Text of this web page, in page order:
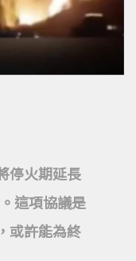
停火期延長
這項協議是
或許能為終